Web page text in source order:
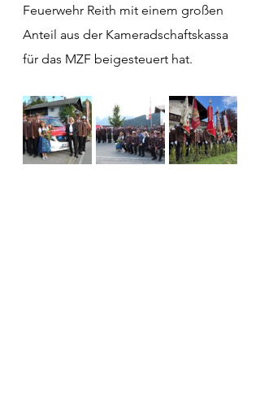
Feuerwehr Reith mit einem großen
Anteil aus der Kameradschaftskassa
für das MZF beigesteuert hat.